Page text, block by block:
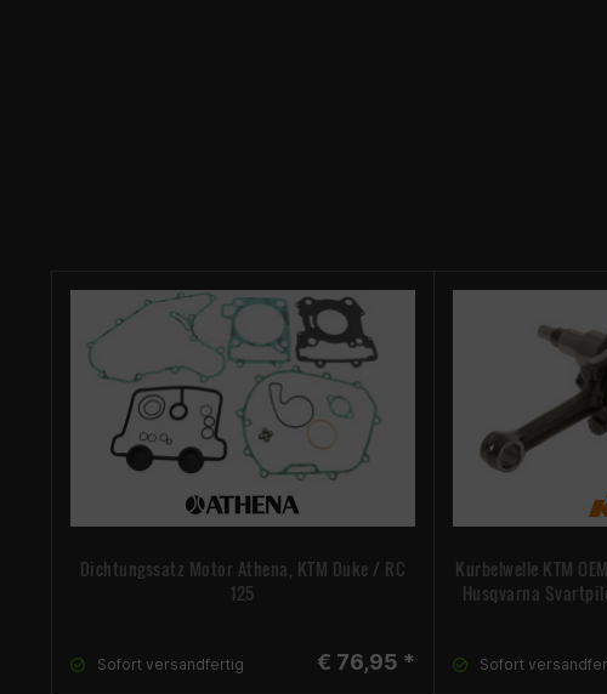
Dichtungssatz Motor Athena, KTM Duke / RC
125
Sofort versandfertig € 76,95 *
Kurbelwelle KTM
Husqvarna
Sofort